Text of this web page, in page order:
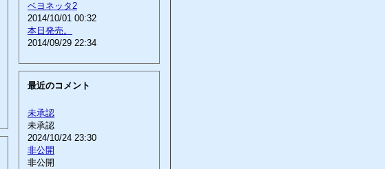
ベヨネッタ2
2014/10/01 00:32
本日発売。
2014/09/29 22:34
最近のコメント
未承認
未承認
2024/10/24 23:30
非公開
非公開